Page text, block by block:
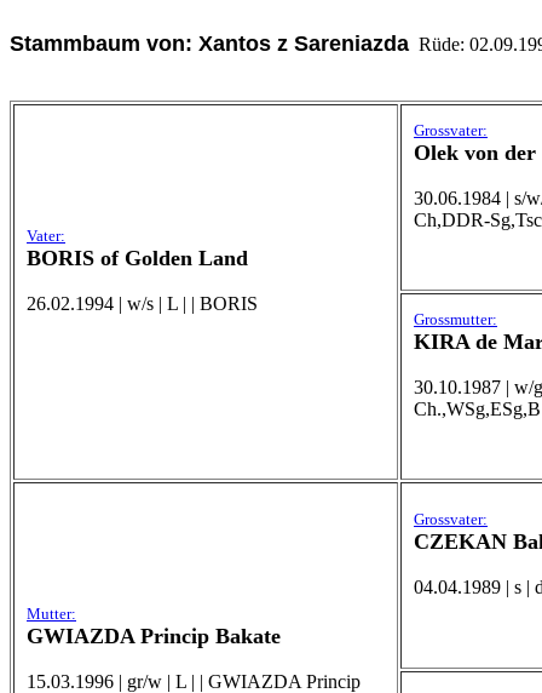
Stammbaum von: Xantos z Sareniazda Rüde:
Vater:
BORIS of Golden Land
26.02.1994 | w/s | L | | BORIS
Grossvater:
Olek von
30.06.1984 | s/
Ch,DDR-
Grossmutter:
KIRA de
30.10.1987 |
Mutter:
GWIAZDA Princip Bakate
15.03.1996 | gr/w | L | | GWIAZDA Princip
Grossvater:
CZEKAN
04.04.1989 | s |